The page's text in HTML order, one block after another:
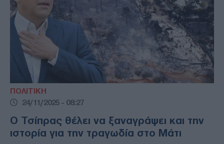
ΠΟΛΙΤΙΚΗ
24/11/2025 - 08:27
Ο Τσίπρας θέλει να ξαναγράψει και την
ιστορία για την τραγωδία στο Μάτι